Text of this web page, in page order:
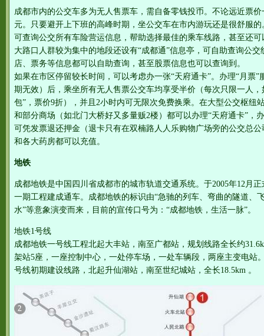
成都市内的公交车多为无人售票车，需自备零钱投币。不论远近票
元。只要避开上下班的高峰时期，坐公交车在市内游玩还是很舒服的
可查询公交所有车险营运信息，帮助选择最佳的乘车线路，甚至还
大路口人群较为集中的地段还设有“成都通”信息亭，可自助查询公
店、票务等信息都可以自助查询，甚至股票信息也可以查询到。
如果在市区停留较长时间，可以考虑办一张“天府通卡”。办理“月票
期无效）后，乘坐所有无人售票公交车均享受半价（每次只限一人
包”，票价9折），并且2小时内可无限次免费换乘。在大型公交枢纽
和部分商场（如北门大桥好又多量贩2楼）都可以办理“天府通卡”，
可凭发票退还押金（退卡只有在双楠路人人乐购物广场旁的公交总
和各大药房都可以充值。
地铁
成都地铁是中国四川省成都市的城市轨道交通系统。于2005年12月
一期工程建成通车。成都地铁的标识由“急驰的列车、弯曲的隧道、
水”等意象演变而来，目前的宣传口号为：“成都地铁，生活一脉”。
地铁1号线
成都地铁一号线工程北起大丰站，南至广都站，规划线路全长约
架站5座，一座控制中心，一处停车场，一处车辆段，两座主变电站
号线初期建设线路，北起升仙湖站，南至世纪城站，全长18.5km 。